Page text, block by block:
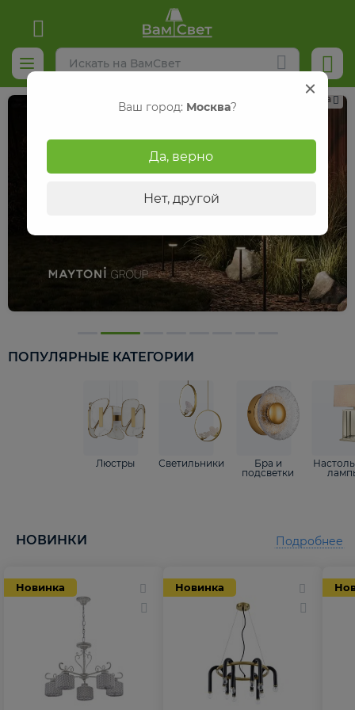
Реклама
ПОПУЛЯРНЫЕ КАТЕГОРИИ
Люстры Светильники
Бра и
подсветки
НОВИНКИ
Новинка Новинка
Подробнее
Ваш город: Москва?
Да, верно
Нет, другой